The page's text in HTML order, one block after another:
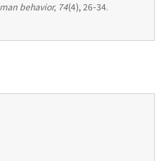
behavior, 74(4), 26-34.